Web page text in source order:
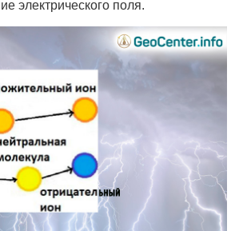
электрического поля.